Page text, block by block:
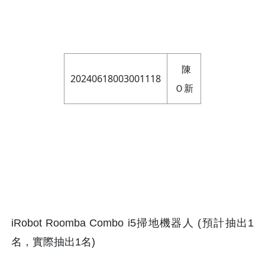
20240618003001118
陳
Ｏ新
iRobot Roomba Combo i5掃地機器人 (預計抽出1
名，實際抽出1名)